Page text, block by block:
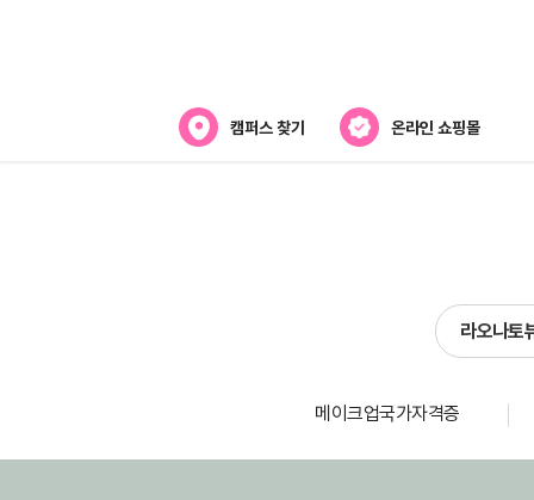
캠퍼스 찾기 온라인 쇼핑몰
라오나토
메이크업국가자격증